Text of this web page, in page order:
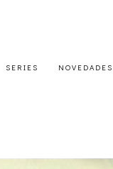
SERIES NOVEDADES